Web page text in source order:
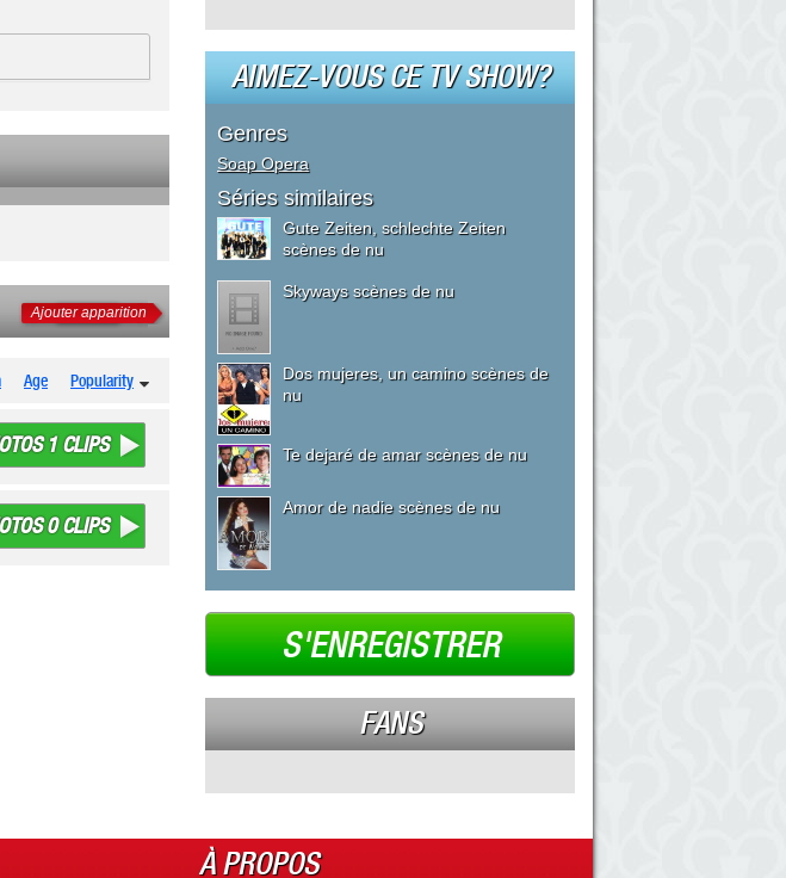
Ajouter apparition
Age Popularity
1 CLIPS
0 CLIPS
AIMEZ-VOUS CE TV SHOW?
Genres
Soap Opera
Séries similaires
Gute Zeiten, schlechte Zeiten
scènes de nu
Skyways scènes de nu
Dos mujeres, un camino scènes de
nu
Te dejaré de amar scènes de nu
Amor de nadie scènes de nu
S'ENREGISTRER
FANS
À PROPOS